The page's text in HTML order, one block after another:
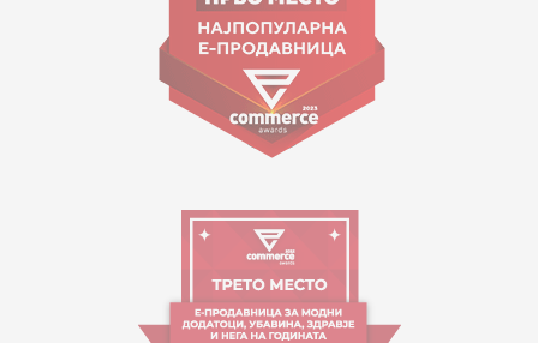
Работно време:
09:00 до 17:00